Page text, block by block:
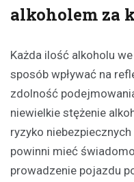
alkoholem za
Każda ilość alkoholu
sposób wpływać na
zdolność
niewielkie stężenie
ryzyko
powinni mieć
prowadzenie pojazdu